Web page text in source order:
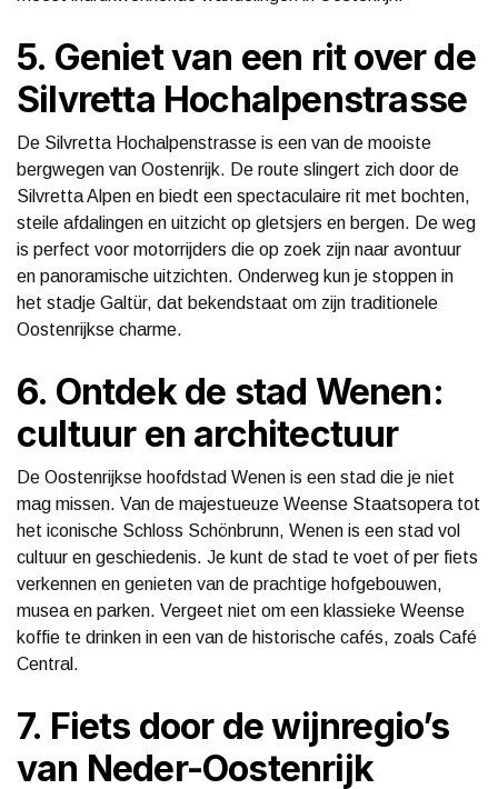
5. Geniet van een rit over de
Silvretta Hochalpenstrasse
De Silvretta Hochalpenstrasse is een van de mooiste
bergwegen van Oostenrijk. De route slingert zich door de
Silvretta Alpen en biedt een spectaculaire rit met bochten,
steile afdalingen en uitzicht op gletsjers en bergen. De weg
is perfect voor motorrijders die op zoek zijn naar avontuur
en panoramische uitzichten. Onderweg kun je stoppen in
het stadje Galtür, dat bekendstaat om zijn traditionele
Oostenrijkse charme.
6. Ontdek de stad Wenen:
cultuur en architectuur
De Oostenrijkse hoofdstad Wenen is een stad die je niet
mag missen. Van de majestueuze Weense Staatsopera tot
het iconische Schloss Schönbrunn, Wenen is een stad vol
cultuur en geschiedenis. Je kunt de stad te voet of per fiets
verkennen en genieten van de prachtige hofgebouwen,
musea en parken. Vergeet niet om een klassieke Weense
koffie te drinken in een van de historische cafés, zoals Café
Central.
7. Fiets door de wijnregio’s
van Neder-Oostenrijk